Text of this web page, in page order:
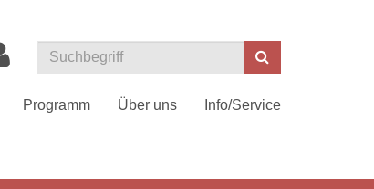
Suchen
Programm Über uns Info/Service